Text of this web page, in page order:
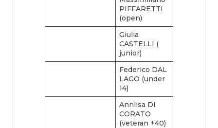
PIFFARETTI
(open)
Giulia
CASTELLI (
junior)
Federico DAL
LAGO (under
14)
Annlisa DI
CORATO
(veteran +40)